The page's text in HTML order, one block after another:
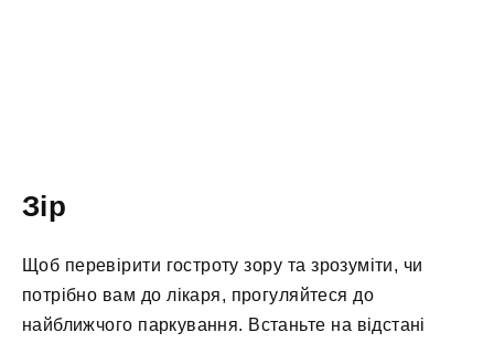
Зір
Щоб перевірити гостроту зору та зрозуміти, чи
потрібно вам до лікаря, прогуляйтеся до
найближчого паркування. Встаньте на відстані